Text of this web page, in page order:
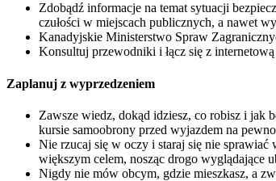
Zdobądź informacje na temat sytuacji
czułości w miejscach publicznych, a nawet
Kanadyjskie Ministerstwo Spraw
Konsultuj przewodniki i łącz się z
Zaplanuj z wyprzedzeniem
Zawsze wiedz, dokąd idziesz, co robisz i jak
kursie samoobrony przed wyjazdem na
Nie rzucaj się w oczy i staraj się nie
większym celem, nosząc drogo wyglądające
Nigdy nie mów obcym, gdzie mieszkasz, a